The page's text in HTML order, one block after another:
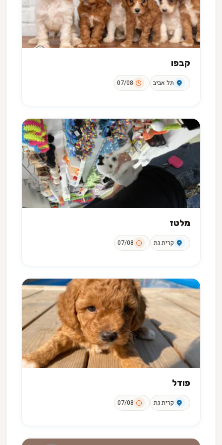
קבפו
תל אביב 07/08
מלטז
קרית גת 07/08
פודל
קרית גת 07/08